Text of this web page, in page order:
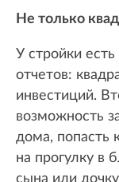
Не только
У стройки
отчетов:
инвестиций.
возможность
дома, попасть
на прогулку в
сына или